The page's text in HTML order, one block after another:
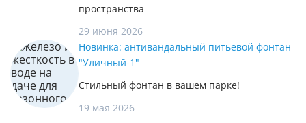
пространства
29 июня 2026
Новинка: антивандальный питьевой фонтан
"Уличный-1"
Стильный фонтан в вашем парке!
19 мая 2026